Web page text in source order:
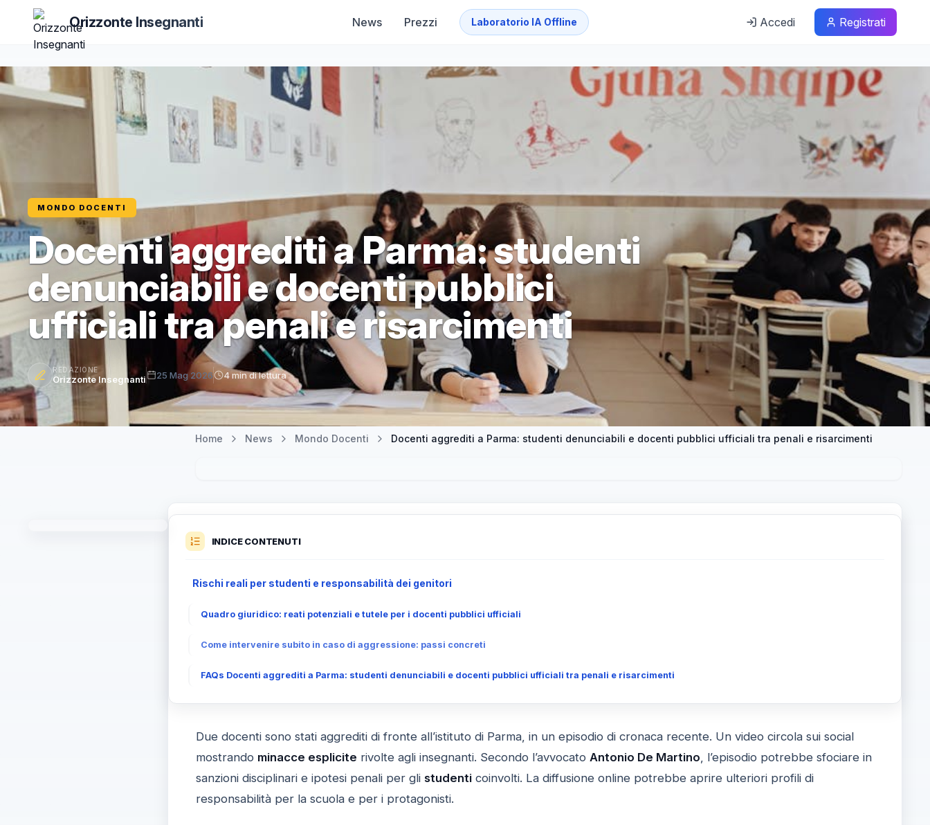
Orizzonte Insegnanti News Prezzi Laboratorio IA Offline Accedi Registrati
MONDO DOCENTI
Docenti aggrediti a Parma: studenti
denunciabili e docenti pubblici
ufficiali tra penali e risarcimenti
REDAZIONE
Orizzonte Insegnanti 25 Mag 2026 4 min di lettura
Home News Mondo Docenti Docenti aggrediti a Parma: studenti denunciabili e docenti pubblici ufficiali tra penali e risarcimenti
INDICE CONTENUTI
Rischi reali per studenti e responsabilità dei genitori
Quadro giuridico: reati potenziali e tutele per i docenti pubblici ufficiali
Come intervenire subito in caso di aggressione: passi concreti
FAQs Docenti aggrediti a Parma: studenti denunciabili e docenti pubblici ufficiali tra penali e risarcimenti
Due docenti sono stati aggrediti di fronte all’istituto di Parma, in un episodio di cronaca recente. Un video circola sui social
mostrando minacce esplicite rivolte agli insegnanti. Secondo l’avvocato Antonio De Martino, l’episodio potrebbe sfociare in
sanzioni disciplinari e ipotesi penali per gli studenticoinvolti. La diffusione online potrebbe aprire ulteriori profili di
responsabilità per la scuola e per i protagonisti.